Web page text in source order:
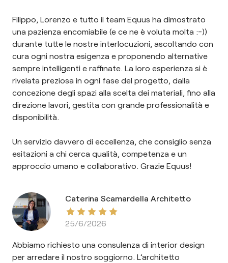
Filippo, Lorenzo e tutto il team Equus ha dimostrato
una pazienza encomiabile (e ce ne è voluta molta :-))
durante tutte le nostre interlocuzioni, ascoltando con
cura ogni nostra esigenza e proponendo alternative
sempre intelligenti e raffinate. La loro esperienza si è
rivelata preziosa in ogni fase del progetto, dalla
concezione degli spazi alla scelta dei materiali, fino alla
direzione lavori, gestita con grande professionalità e
disponibilità.
Un servizio davvero di eccellenza, che consiglio senza
esitazioni a chi cerca qualità, competenza e un
approccio umano e collaborativo. Grazie Equus!
Caterina Scamardella Architetto
25/6/2026
Abbiamo richiesto una consulenza di interior design
per arredare il nostro soggiorno. L’architetto